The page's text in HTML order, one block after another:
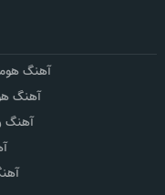
آهنگ
آهنگ
آهنگ